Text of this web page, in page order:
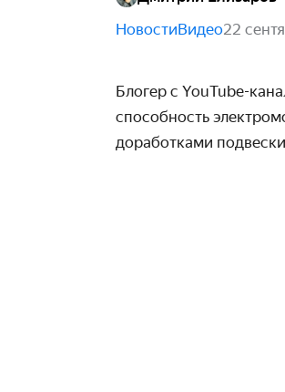
НовостиВидео22
Блогер с YouTube-
способ­ность
доработками